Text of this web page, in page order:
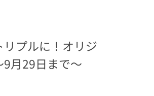
リプルに！オリジ
月29日まで〜